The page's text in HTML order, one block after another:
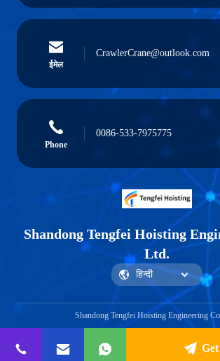
ईमेल
CrawlerCrane@outlook.com
Phone
0086-533-7975775
Shandong Tengfei Hoisting
Ltd.
Shandong Tengfei Hoisting Engineering